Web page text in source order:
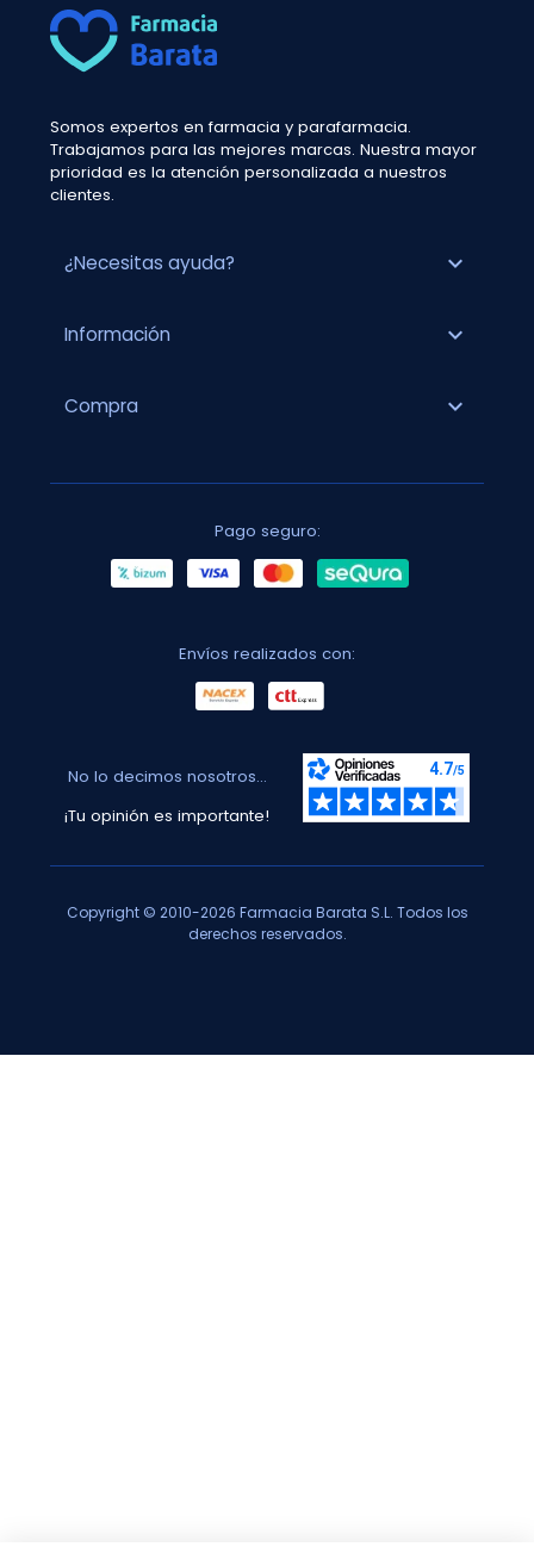
Somos expertos en farmacia y parafarmacia.
Trabajamos para las mejores marcas. Nuestra mayor
prioridad es la atención personalizada a nuestros
clientes.
¿Necesitas ayuda? expand_more
Información expand_more
Compra expand_more
Pago seguro:
Envíos realizados con:
No lo decimos nosotros...
¡Tu opinión es importante!
Copyright © 2010-2026 Farmacia Barata S.L. Todos los
derechos reservados.